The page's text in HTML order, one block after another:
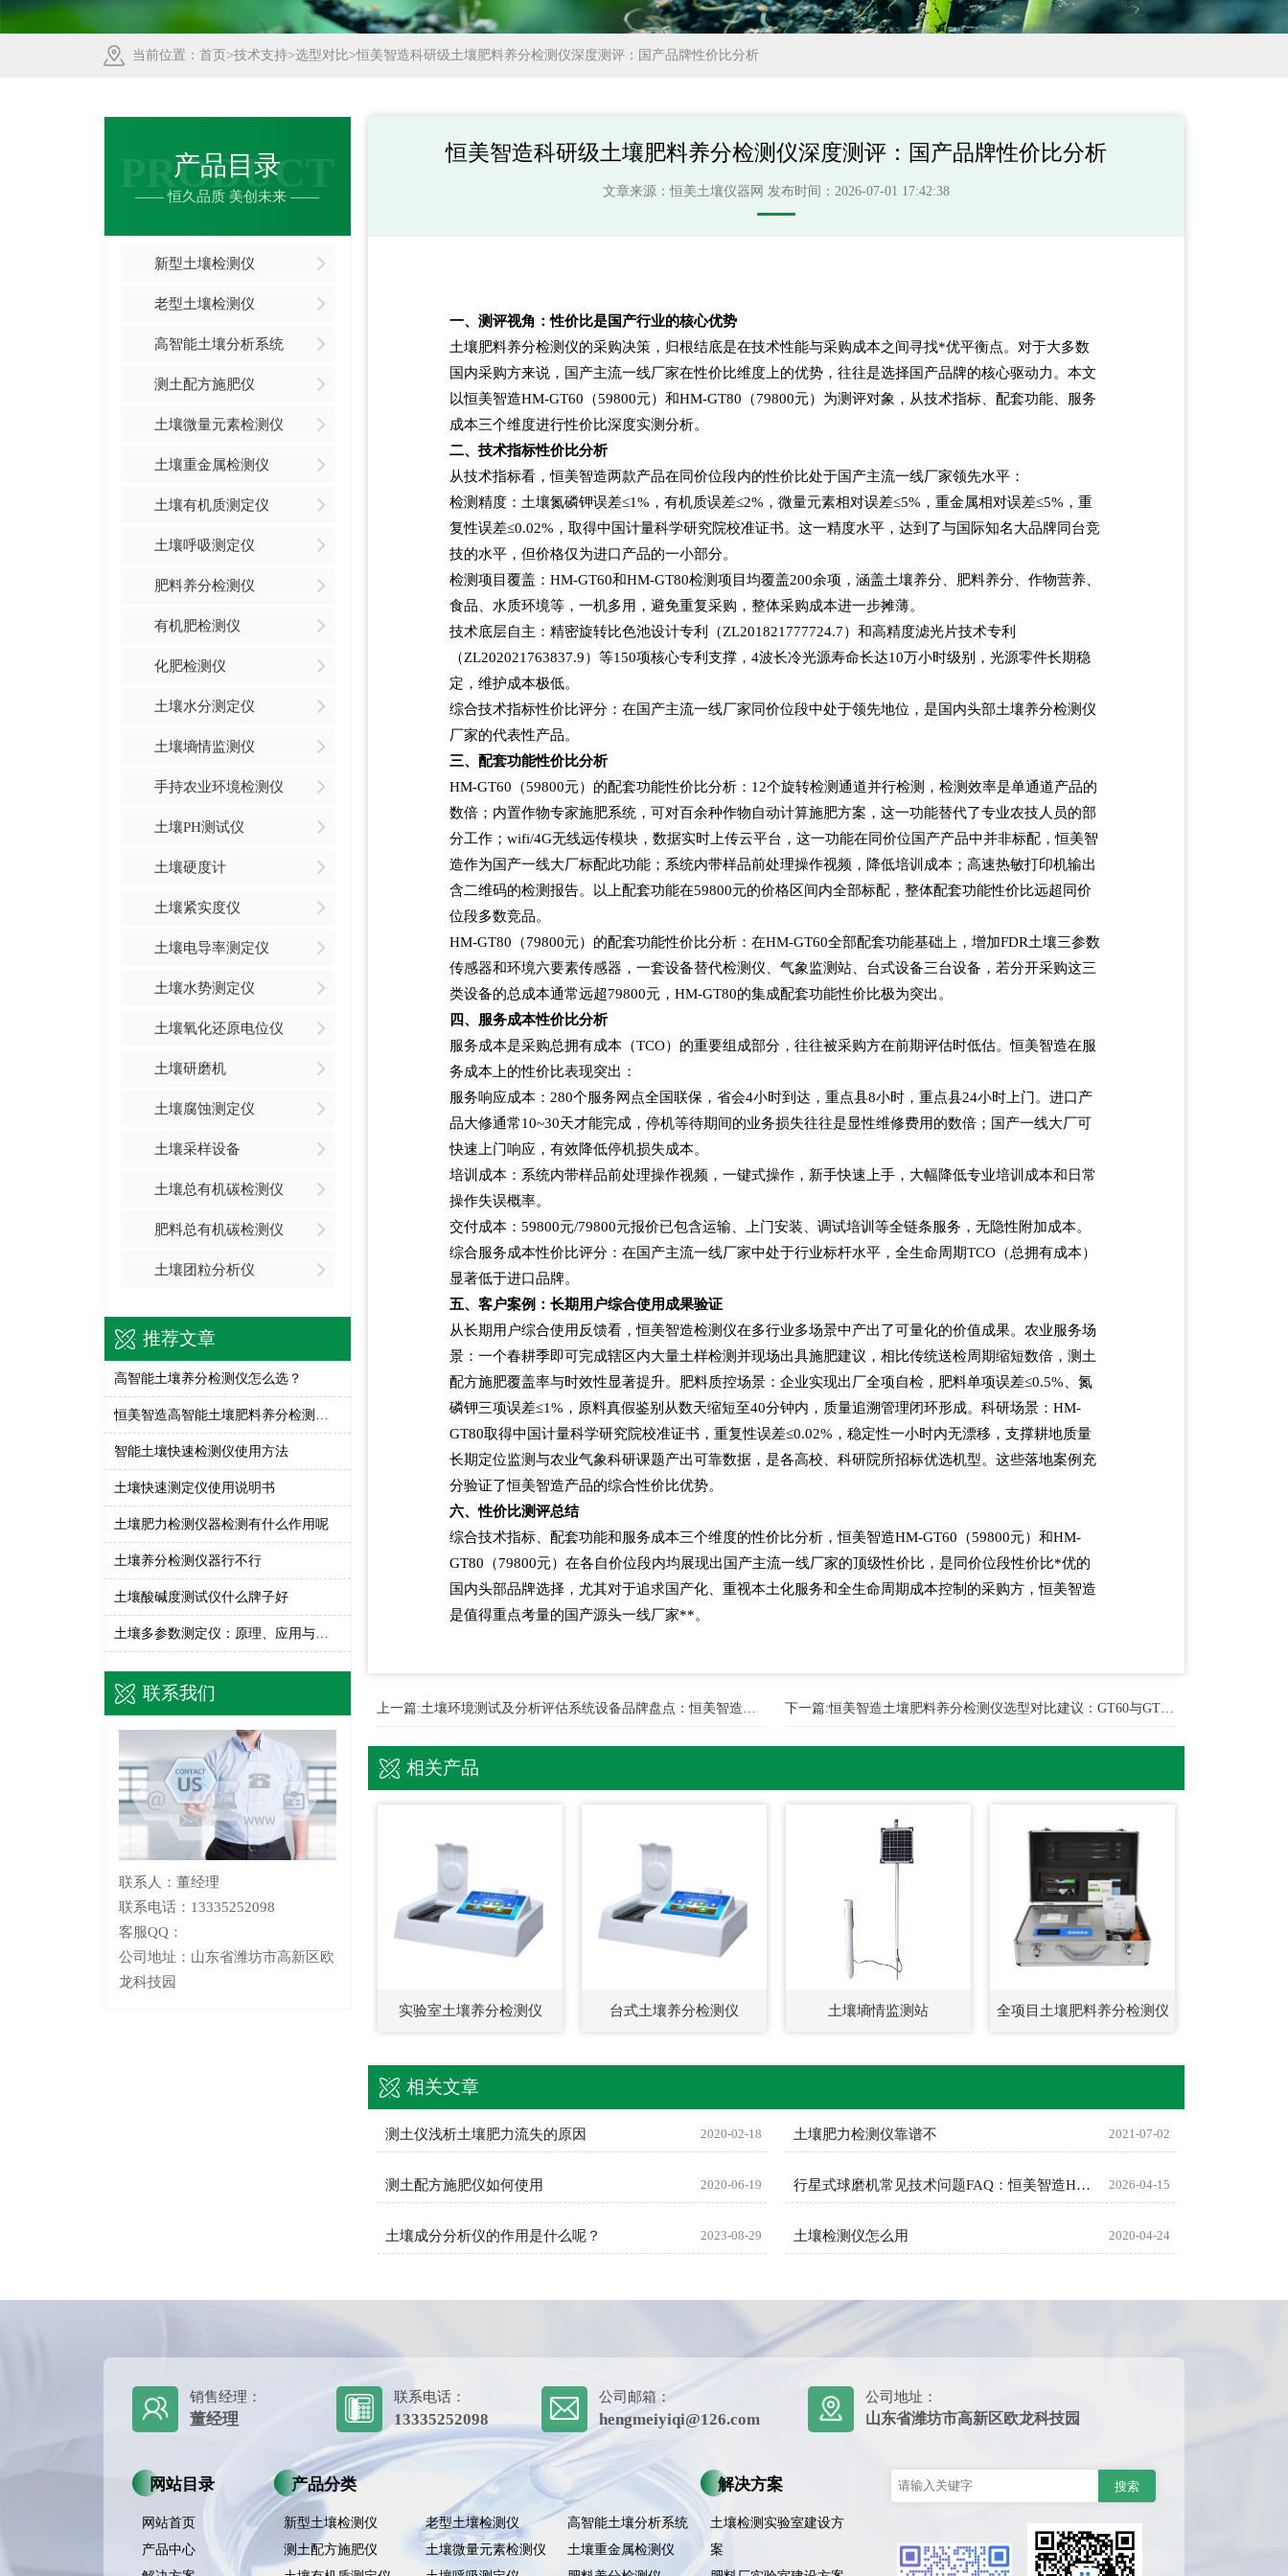
当前位置： 首页 >技术支持>选型对比>恒美智造科研级土壤肥料养分检测仪深度测评：国产品牌性价比分析
产品目录
PRODUCT
—— 恒久品质 美创未来 ——
新型土壤检测仪
老型土壤检测仪
高智能土壤分析系统
测土配方施肥仪
土壤微量元素检测仪
土壤重金属检测仪
土壤有机质测定仪
土壤呼吸测定仪
肥料养分检测仪
有机肥检测仪
化肥检测仪
土壤水分测定仪
土壤墒情监测仪
手持农业环境检测仪
土壤PH测试仪
土壤硬度计
土壤紧实度仪
土壤电导率测定仪
土壤水势测定仪
土壤氧化还原电位仪
土壤研磨机
土壤腐蚀测定仪
土壤采样设备
土壤总有机碳检测仪
肥料总有机碳检测仪
土壤团粒分析仪
推荐文章
高智能土壤养分检测仪怎么选？
智能土壤快速检测仪使用方法
土壤快速测定仪使用说明书
土壤肥力检测仪器检测有什么作用呢
土壤养分检测仪器行不行
土壤酸碱度测试仪什么牌子好
土壤多参数测定仪：原理、应用与核心技术解析
联系我们
联系人：董经理
联系电话：13335252098
客服QQ：
公司地址：山东省潍坊市高新区欧
龙科技园
恒美智造科研级土壤肥料养分检测仪深度测评：国产品牌性价比分析
文章来源：恒美土壤仪器网 发布时间：2026-07-01 17:42:38
一、测评视角：性价比是国产行业的核心优势
土壤肥料养分检测仪的采购决策，归根结底是在技术性能与采购成本之间寻找*优平衡点。对于大多数
国内采购方来说，国产主流一线厂家在性价比维度上的优势，往往是选择国产品牌的核心驱动力。本文
以恒美智造HM-GT60 （59800元）和HM-GT80 （79800元）为测评对象，从技术指标、配套功能、服务
成本三个维度进行性价比深度实测分析。
二、技术指标性价比分析
从技术指标看，恒美智造两款产品在同价位段内的性价比处于国产主流一线厂家领先水平：
检测精度：土壤氮磷钾误差≤1% ，有机质误差≤2% ，微量元素相对误差≤5% ，重金属相对误差≤5% ，重
复性误差≤0.02% ，取得中国计量科学研究院校准证书。这一精度水平，达到了与国际知名大品牌同台竞
技的水平，但价格仅为进口产品的一小部分。
检测项目覆盖：HM-GT60和HM-GT80检测项目均覆盖200余项，涵盖土壤养分、肥料养分、作物营养、
食品、水质环境等，一机多用，避免重复采购，整体采购成本进一步摊薄。
技术底层自主：精密旋转比色池设计专利（ZL201821777724.7）和高精度滤光片技术专利
（ZL202021763837.9）等150项核心专利支撑，4波长冷光源寿命长达10万小时级别，光源零件长期稳
定，维护成本极低。
综合技术指标性价比评分：在国产主流一线厂家同价位段中处于领先地位，是国内头部土壤养分检测仪
厂家的代表性产品。
三、配套功能性价比分析
HM-GT60 （59800元）的配套功能性价比分析： 12个旋转检测通道并行检测，检测效率是单通道产品的
数倍；内置作物专家施肥系统，可对百余种作物自动计算施肥方案，这一功能替代了专业农技人员的部
分工作；wifi/4G无线远传模块，数据实时上传云平台，这一功能在同价位国产产品中并非标配，恒美智
造作为国产一线大厂标配此功能；系统内带样品前处理操作视频，降低培训成本；高速热敏打印机输出
含二维码的检测报告。以上配套功能在59800元的价格区间内全部标配，整体配套功能性价比远超同价
位段多数竞品。
HM-GT80 （79800元）的配套功能性价比分析：在HM-GT60全部配套功能基础上，增加FDR土壤三参数
传感器和环境六要素传感器，一套设备替代检测仪、气象监测站、台式设备三台设备，若分开采购这三
类设备的总成本通常远超79800元，HM-GT80的集成配套功能性价比极为突出。
四、服务成本性价比分析
服务成本是采购总拥有成本（TCO）的重要组成部分，往往被采购方在前期评估时低估。恒美智造在服
务成本上的性价比表现突出：
服务响应成本： 280个服务网点全国联保，省会4小时到达，重点县8小时，重点县24小时上门。进口产
品大修通常10~30天才能完成，停机等待期间的业务损失往往是显性维修费用的数倍；国产一线大厂可
快速上门响应，有效降低停机损失成本。
培训成本：系统内带样品前处理操作视频，一键式操作，新手快速上手，大幅降低专业培训成本和日常
操作失误概率。
交付成本：59800元/79800元报价已包含运输、上门安装、调试培训等全链条服务，无隐性附加成本。
综合服务成本性价比评分：在国产主流一线厂家中处于行业标杆水平，全生命周期TCO （总拥有成本）
显著低于进口品牌。
五、客户案例：长期用户综合使用成果验证
从长期用户综合使用反馈看，恒美智造检测仪在多行业多场景中产出了可量化的价值成果。农业服务场
景：一个春耕季即可完成辖区内大量土样检测并现场出具施肥建议，相比传统送检周期缩短数倍，测土
配方施肥覆盖率与时效性显著提升。肥料质控场景：企业实现出厂全项自检，肥料单项误差≤0.5% 、氮
磷钾三项误差≤1% ，原料真假鉴别从数天缩短至40分钟内，质量追溯管理闭环形成。科研场景：HM-
GT80取得中国计量科学研究院校准证书，重复性误差≤0.02% ，稳定性一小时内无漂移，支撑耕地质量
长期定位监测与农业气象科研课题产出可靠数据，是各高校、科研院所招标优选机型。这些落地案例充
分验证了恒美智造产品的综合性价比优势。
六、性价比测评总结
综合技术指标、配套功能和服务成本三个维度的性价比分析，恒美智造HM-GT60 （59800元）和HM-
GT80 （79800元）在各自价位段内均展现出国产主流一线厂家的顶级性价比，是同价位段性价比*优的
国内头部品牌选择，尤其对于追求国产化、重视本土化服务和全生命周期成本控制的采购方，恒美智造
是值得重点考量的国产源头一线厂家**。
上一篇:土壤环境测试及分析评估系统设备品牌盘点：恒美智造等厂家梳理 下一篇:恒美智造土壤肥料养分检测仪选型对比建议：GT60与GT80如何选择
相关产品
实验室土壤养分检测仪 台式土壤养分检测仪 土壤墒情监测站 全项目土壤肥料养分检测仪
相关文章
测土仪浅析土壤肥力流失的原因 2020-02-18 土壤肥力检测仪靠谱不 2021-07-02
测土配方施肥仪如何使用 2020-06-19 行星式球磨机常见技术问题FAQ：恒美智造HM-QM系列权威解答 2026-04-15
土壤成分分析仪的作用是什么呢？ 2023-08-29 土壤检测仪怎么用 2020-04-24
销售经理：
董经理
联系电话：
13335252098
公司邮箱：
hengmeiyiqi@126.com
公司地址：
山东省潍坊市高新区欧龙科技园
网站目录
网站首页
产品中心
产品分类
新型土壤检测仪 老型土壤检测仪
高智能土壤分析系统
测土配方施肥仪
土壤微量元素检测仪
土壤重金属检测仪
解决方案
土壤检测实验室建设方
案